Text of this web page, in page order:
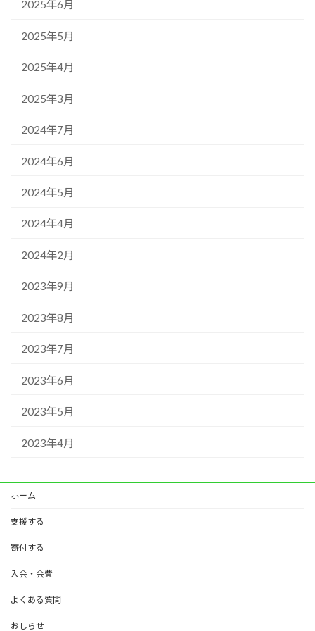
2025年6月
2025年5月
2025年4月
2025年3月
2024年7月
2024年6月
2024年5月
2024年4月
2024年2月
2023年9月
2023年8月
2023年7月
2023年6月
2023年5月
2023年4月
ホーム
支援する
寄付する
入会・会費
よくある質問
おしらせ